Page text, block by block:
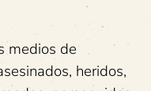
medios de
heridos,